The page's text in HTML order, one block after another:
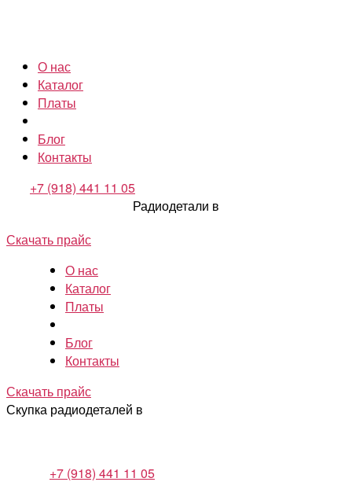
О нас
Каталог
Платы
Блог
Контакты
+7 (918) 441 11 05
Радиодетали в
Скачать прайс
О нас
Каталог
Платы
Блог
Контакты
Скачать прайс
Скупка радиодеталей в
+7 (918) 441 11 05